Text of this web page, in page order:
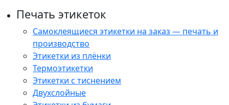
Печать этикеток
Самоклеящиеся этикетки на заказ — печать и
производство
Этикетки из плёнки
Термоэтикетки
Этикетки с тиснением
Двухслойные